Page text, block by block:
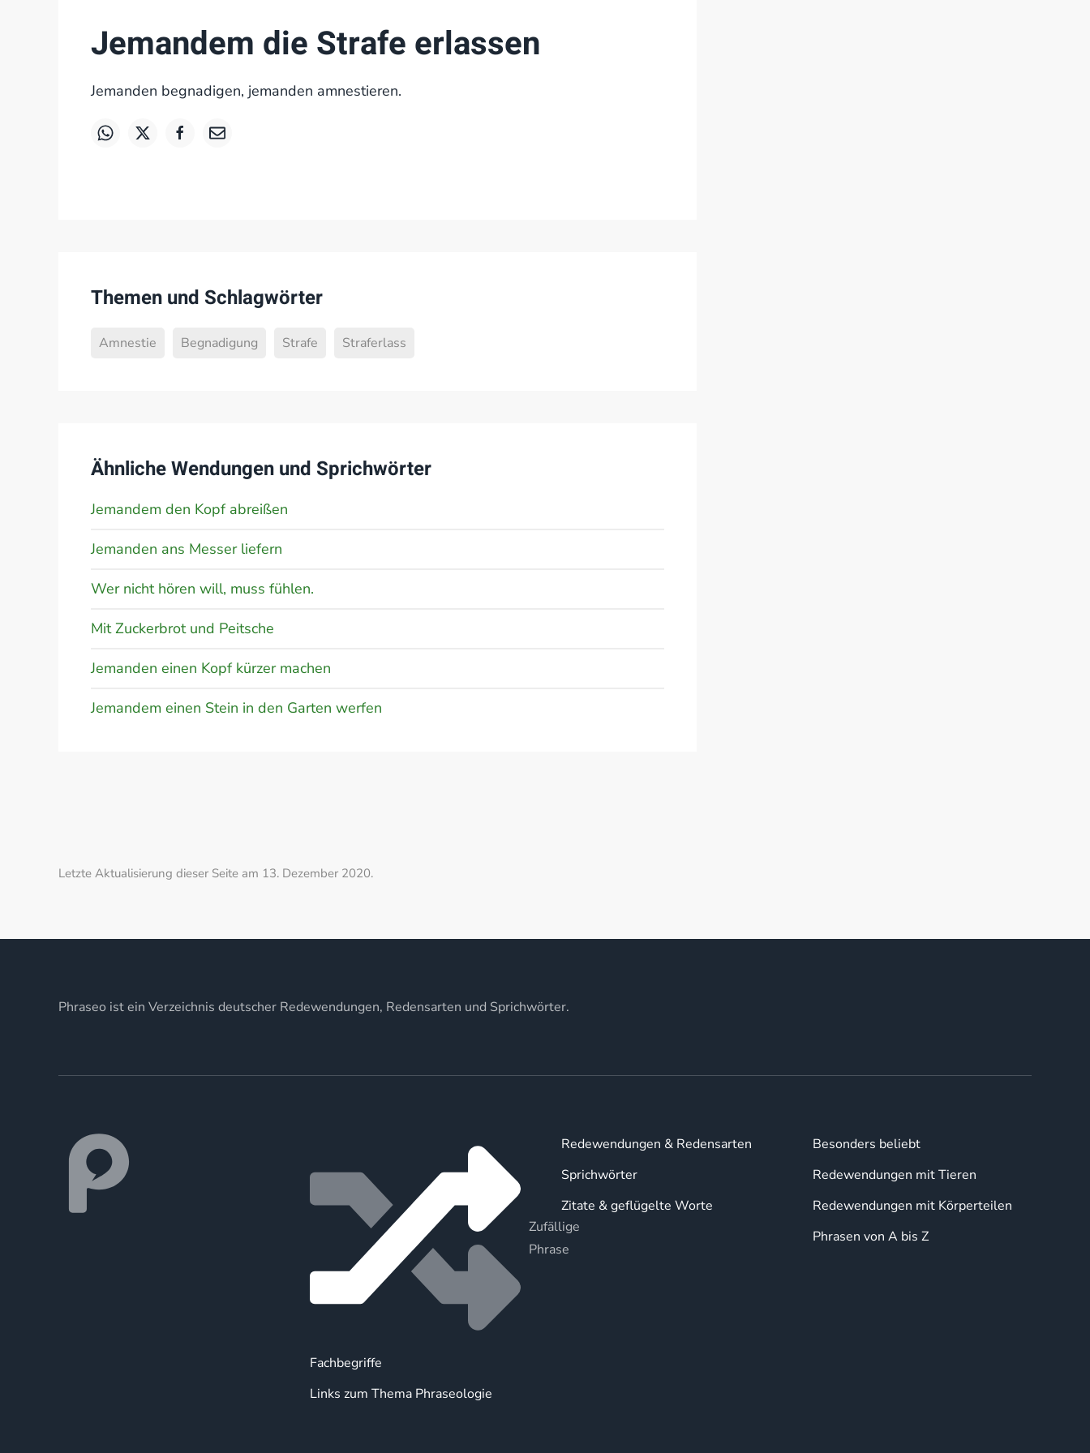
Jemandem die Strafe erlassen
Jemanden begnadigen, jemanden amnestieren.
Themen und Schlagwörter
Amnestie Begnadigung Strafe Straferlass
Ähnliche Wendungen und Sprichwörter
Jemandem den Kopf abreißen
Jemanden ans Messer liefern
Wer nicht hören will, muss fühlen.
Mit Zuckerbrot und Peitsche
Jemanden einen Kopf kürzer machen
Jemandem einen Stein in den Garten werfen
Letzte Aktualisierung dieser Seite am 13. Dezember 2020.
Phraseo ist ein Verzeichnis deutscher Redewendungen, Redensarten und Sprichwörter.
Zufällige
Phrase
Fachbegriffe
Links zum Thema Phraseologie
Redewendungen & Redensarten
Sprichwörter
Zitate & geflügelte Worte
Besonders beliebt
Redewendungen mit Tieren
Redewendungen mit Körperteilen
Phrasen von A bis Z